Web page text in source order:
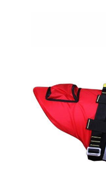
LYS OG LYKTER
VAKUUMMADRASSER